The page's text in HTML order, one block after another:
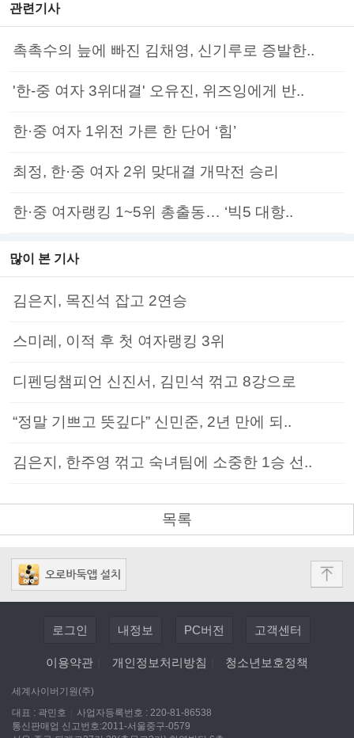
관련기사
촉촉수의 늪에 빠진 김채영, 신기루로 증발한..
'한-중 여자 3위대결' 오유진, 위즈잉에게 반..
한·중 여자 1위전 가른 한 단어 ‘힘’
최정, 한·중 여자 2위 맞대결 개막전 승리
한·중 여자랭킹 1~5위 총출동… ‘빅5 대항..
많이 본 기사
김은지, 목진석 잡고 2연승
스미레, 이적 후 첫 여자랭킹 3위
디펜딩챔피언 신진서, 김민석 꺾고 8강으로
“정말 기쁘고 뜻깊다” 신민준, 2년 만에 되..
김은지, 한주영 꺾고 숙녀팀에 소중한 1승 선..
목록
로그인 내정보 PC버전 고객센터
이용약관 개인정보처리방침 청소년보호정책
세계사이버기원(주)
대표 : 곽민호
사업자등록번호 : 220-81-86538
통신판매업 신고번호:2011-서울중구-0579